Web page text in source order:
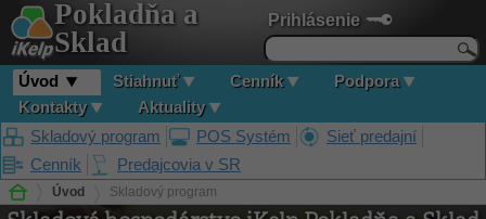
Prihlásenie
Pokladňa a
Sklad
Úvod Stiahnuť Cenník
Podpora
Kontakty
Aktuality
Skladový program
POS Systém
Sieť predajní
Cenník
Predajcovia v SR
Úvod Skladový program